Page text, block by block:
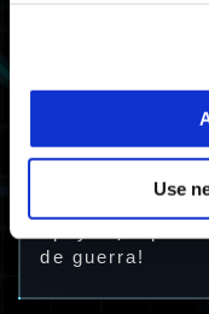
Use
Completa una
vez durante la
de guerra!